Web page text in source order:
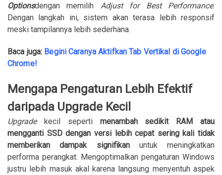
Optionsdengan memilih Adjust for Best Performance.
Dengan langkah ini, sistem akan terasa lebih responsif
meski tampilannya lebih sederhana.
Baca juga: Begini Caranya Aktifkan Tab Vertikal di Google
Chrome!
Mengapa Pengaturan Lebih Efektif
daripada Upgrade Kecil
Upgradekecil seperti menambah sedikit RAM atau
mengganti SSD dengan versi lebih cepat sering kali tidak
memberikan dampak signifikan untuk meningkatkan
performa perangkat. Mengoptimalkan pengaturan Windows
justru lebih masuk akal karena langsung menyentuh aspek